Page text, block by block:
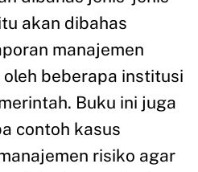
akan dibahas
manajemen
beberapa institusi
Buku ini juga
contoh kasus
risiko agar